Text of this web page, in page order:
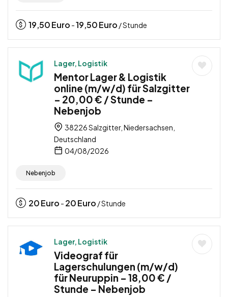
19,50Euro -19,50Euro / Stunde
Lager, Logistik
Mentor Lager & Logistik
online (m/w/d) für Salzgitter
– 20,00 € / Stunde –
Nebenjob
38226 Salzgitter, Niedersachsen,
Deutschland
04/08/2026
Nebenjob
20Euro - 20Euro / Stunde
Lager, Logistik
Videograf für
Lagerschulungen (m/w/d)
für Neuruppin – 18,00 € /
Stunde – Nebenjob